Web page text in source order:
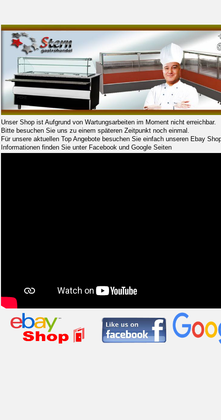
Unser Shop ist Aufgrund von Wartungsarbeiten im Moment nicht erreichbar.
Bitte besuchen Sie uns zu einem späteren Zeitpunkt noch einmal.
Für unsere aktuellen Top Angebote besuchen Sie einfach unseren Ebay
Informationen finden Sie unter Facebook und Google Seiten